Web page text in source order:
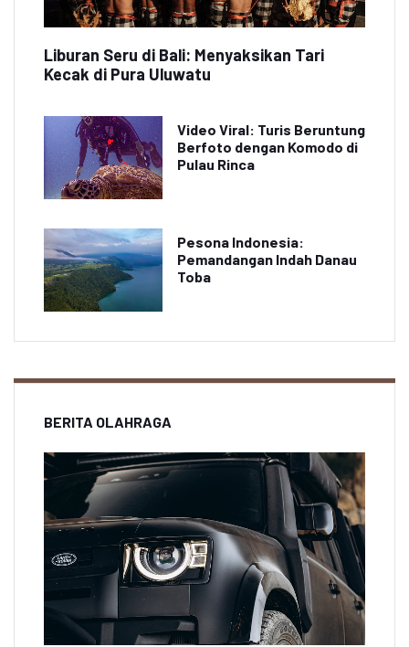
Liburan Seru di Bali: Menyaksikan Tari
Kecak di Pura Uluwatu
Video Viral: Turis Beruntung
Berfoto dengan Komodo di
Pulau Rinca
Pesona Indonesia:
Pemandangan Indah Danau
Toba
BERITA OLAHRAGA